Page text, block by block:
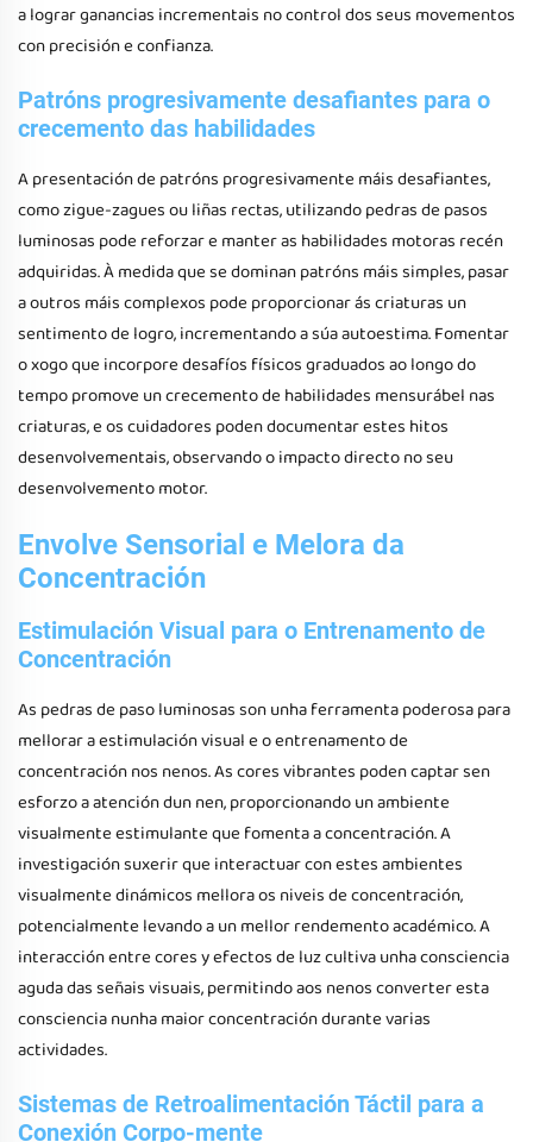
a lograr ganancias incrementais no control dos seus movementos
con precisión e confianza.
Patróns progresivamente desafiantes para o
crecemento das habilidades
A presentación de patróns progresivamente máis desafiantes,
como zigue-zagues ou liñas rectas, utilizando pedras de pasos
luminosas pode reforzar e manter as habilidades motoras recén
adquiridas. À medida que se dominan patróns máis simples, pasar
a outros máis complexos pode proporcionar ás criaturas un
sentimento de logro, incrementando a súa autoestima. Fomentar
o xogo que incorpore desafíos físicos graduados ao longo do
tempo promove un crecemento de habilidades mensurábel nas
criaturas, e os cuidadores poden documentar estes hitos
desenvolvementais, observando o impacto directo no seu
desenvolvemento motor.
Envolve Sensorial e Melora da
Concentración
Estimulación Visual para o Entrenamento de
Concentración
As pedras de paso luminosas son unha ferramenta poderosa para
mellorar a estimulación visual e o entrenamento de
concentración nos nenos. As cores vibrantes poden captar sen
esforzo a atención dun nen, proporcionando un ambiente
visualmente estimulante que fomenta a concentración. A
investigación suxerir que interactuar con estes ambientes
visualmente dinámicos mellora os niveis de concentración,
potencialmente levando a un mellor rendemento académico. A
interacción entre cores y efectos de luz cultiva unha consciencia
aguda das señais visuais, permitindo aos nenos converter esta
consciencia nunha maior concentración durante varias
actividades.
Sistemas de Retroalimentación Táctil para a
Conexión Corpo-mente